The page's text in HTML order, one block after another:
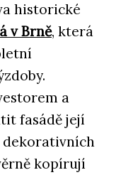
historické
v Brně, která
a
fasádě její
dekorativních
kopírují